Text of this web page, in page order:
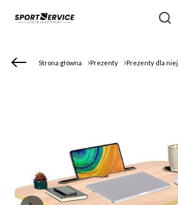
Strona główna Prezenty Prezenty dla niej